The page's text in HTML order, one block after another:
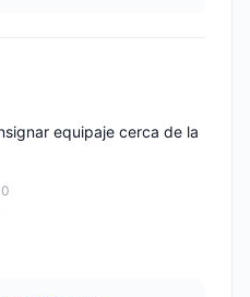
equipaje cerca de la